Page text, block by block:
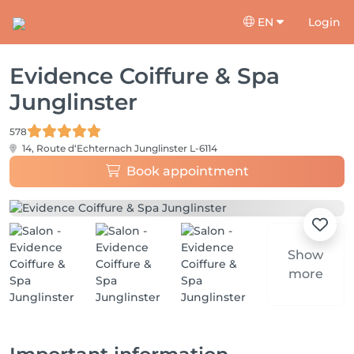
EN Login
Evidence Coiffure & Spa
Junglinster
578
14, Route d‘Echternach Junglinster L-6114
Book appointment
Show
more